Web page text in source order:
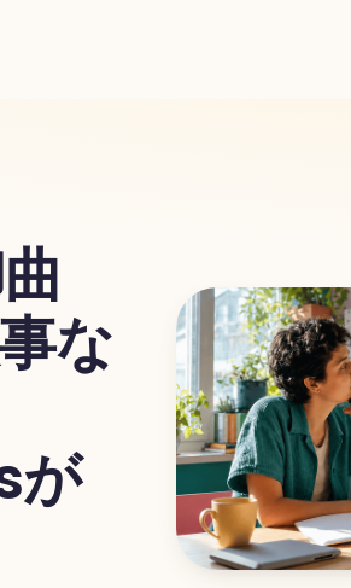
な
が